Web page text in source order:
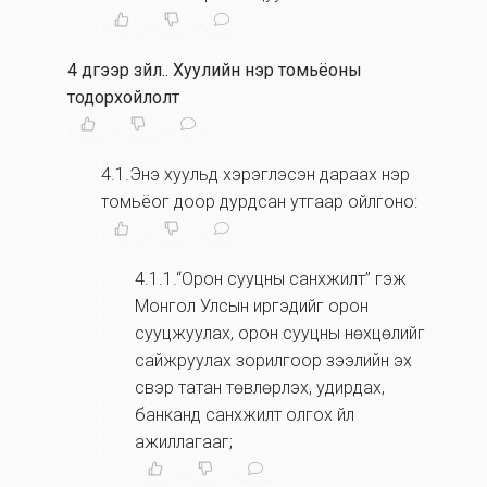
4 дүгээр зүйл.. Хуулийн нэр томьёоны
тодорхойлолт
4.1.Энэ хуульд хэрэглэсэн дараах нэр
томьёог доор дурдсан утгаар ойлгоно:
4.1.1.“Орон сууцны санхүүжилт” гэж
Монгол Улсын иргэдийг орон
сууцжуулах, орон сууцны нөхцөлийг
сайжруулах зорилгоор зээлийн эх
үүсвэр татан төвлөрүүлэх, удирдах,
банканд санхүүжилт олгох үйл
ажиллагааг;